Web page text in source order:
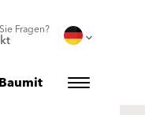
Fragen?
Baumit